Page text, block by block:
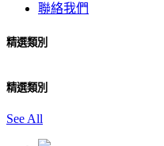
聯絡我們
精選類別
精選類別
See All